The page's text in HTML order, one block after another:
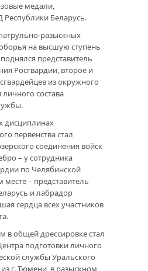
медали,
Республики Беларусь.
разыскных
на высшую ступень
представитель
Росгвардии, второе и
из окружного
состава
дисциплинах
первенства стал
соединения войск
– у сотрудника
по Челябинской
месте – представитель
и лабрадор
сердца всех участников
в общей дрессировке стал
подготовки личного
службы Уральского
г. Тюмени, в разыскном